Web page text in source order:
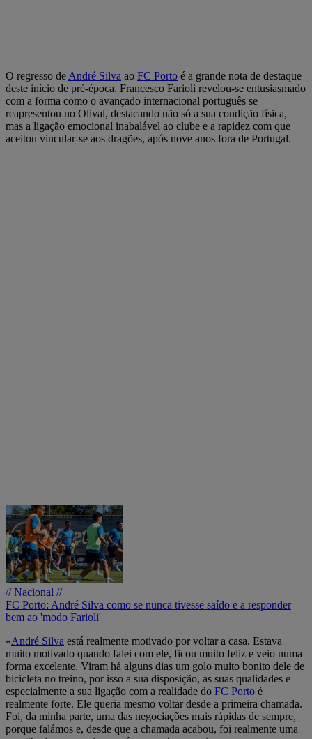
O regresso de André Silva ao FC Porto é a grande nota de destaque
deste início de pré-época. Francesco Farioli revelou-se entusiasmado
com a forma como o avançado internacional português se
reapresentou no Olival, destacando não só a sua condição física,
mas a ligação emocional inabalável ao clube e a rapidez com que
aceitou vincular-se aos dragões, após nove anos fora de Portugal.
// Nacional //
FC Porto: André Silva como se nunca tivesse saído e a responder
bem ao 'modo Farioli'
«André Silva está realmente motivado por voltar a casa. Estava
muito motivado quando falei com ele, ficou muito feliz e veio numa
forma excelente. Viram há alguns dias um golo muito bonito dele de
bicicleta no treino, por isso a sua disposição, as suas qualidades e
especialmente a sua ligação com a realidade do FC Porto é
realmente forte. Ele queria mesmo voltar desde a primeira chamada.
Foi, da minha parte, uma das negociações mais rápidas de sempre,
porque falámos e, desde que a chamada acabou, foi realmente uma